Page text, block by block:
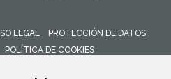
LEGAL
PROTECCIÓN DE DATOS
POLÍTICA DE COOKIES